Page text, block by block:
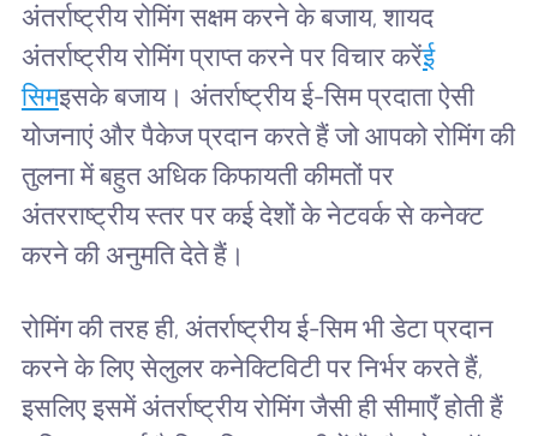
अंतर्राष्ट्रीय रोमिंग सक्षम करने के बजाय, शायद
अंतर्राष्ट्रीय रोमिंग प्राप्त करने पर विचार करेंई
सिमइसके बजाय। अंतर्राष्ट्रीय ई-सिम प्रदाता ऐसी
योजनाएं और पैकेज प्रदान करते हैं जो आपको रोमिंग की
तुलना में बहुत अधिक किफायती कीमतों पर
अंतरराष्ट्रीय स्तर पर कई देशों के नेटवर्क से कनेक्ट
करने की अनुमति देते हैं।
रोमिंग की तरह ही, अंतर्राष्ट्रीय ई-सिम भी डेटा प्रदान
करने के लिए सेलुलर कनेक्टिविटी पर निर्भर करते हैं,
इसलिए इसमें अंतर्राष्ट्रीय रोमिंग जैसी ही सीमाएँ होती हैं